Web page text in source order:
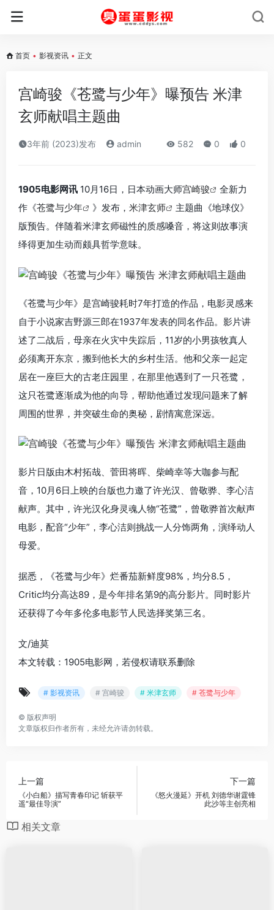
首页 • 影视资讯 • 正文
宫崎骏《苍鹭与少年》曝预告 米津
玄师献唱主题曲
3年前 (2023)发布 admin 582 0 0
1905电影网讯 10月16日，日本动画大师宫崎骏
全新力
作《苍鹭与少年 》发布， 米津玄师
主题曲《地球仪》
版预告。伴随着米津玄师磁性的质感嗓音，将这则故事演
绎得更加生动而颇具哲学意味。
《苍鹭与少年》是宫崎骏耗时7年打造的作品，电影灵感来
自于小说家吉野源三郎在1937年发表的同名作品。影片讲
述了二战后，母亲在火灾中失踪后，11岁的小男孩牧真人
必须离开东京，搬到他长大的乡村生活。他和父亲一起定
居在一座巨大的古老庄园里，在那里他遇到了一只苍鹭，
这只苍鹭逐渐成为他的向导，帮助他通过发现问题来了解
周围的世界，并突破生命的奥秘，剧情寓意深远。
影片日版由木村拓哉、菅田将晖、柴崎幸等大咖参与配
音，10月6日上映的台版也力邀了许光汉、曾敬骅、李心洁
献声。其中，许光汉化身灵魂人物“苍鹭”，曾敬骅首次献声
电影，配音“少年”，李心洁则挑战一人分饰两角，演绎动人
母爱。
据悉，《苍鹭与少年》烂番茄新鲜度98%，均分8.5，
Critic均分高达89，是今年排名第9的高分影片。同时影片
还获得了今年多伦多电影节人民选择奖第三名。
文/迪莫
本文转载：1905电影网，若侵权请联系删除
# 影视资讯 # 宫崎骏 # 米津玄师 # 苍鹭与少年
© 版权声明
文章版权归作者所有，未经允许请勿转载。
上一篇
《小白船》描写青春印记 斩获平
遥“最佳导演”
下一篇
《怒火漫延》开机 刘德华谢霆锋
此沙等主创亮相
相关文章